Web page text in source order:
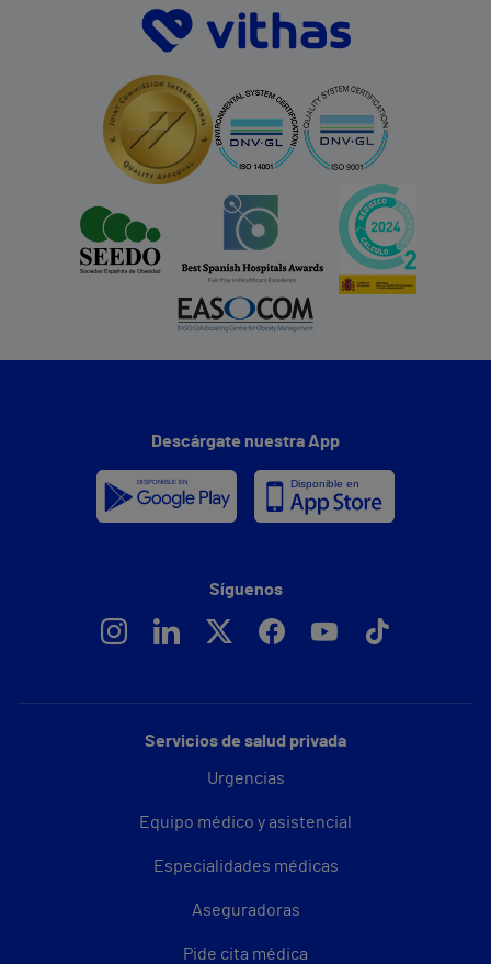
Servicios de salud privada
Urgencias
Equipo médico y asistencial
Especialidades médicas
Aseguradoras
Pide cita médica
Descárgate nuestra App
Síguenos